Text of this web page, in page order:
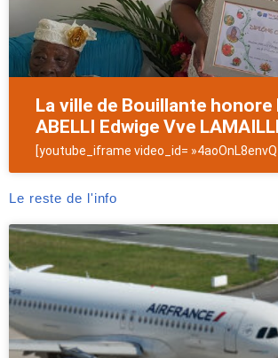
La ville de Bouillante honore
ABELLI Edwige Vve
[youtube_iframe video_id= »4aoOnL8envQ
Le reste de l'info